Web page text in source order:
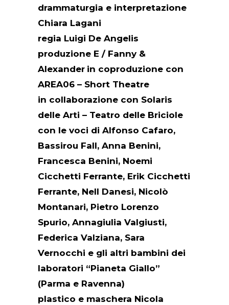
drammaturgia e interpretazione
Chiara Lagani
regia Luigi De Angelis
produzione E / Fanny &
Alexander in coproduzione con
AREA06 – Short Theatre
in collaborazione con Solaris
delle Arti – Teatro delle Briciole
con le voci di Alfonso Cafaro,
Bassirou Fall, Anna Benini,
Francesca Benini, Noemi
Cicchetti Ferrante, Erik Cicchetti
Ferrante, Nell Danesi, Nicolò
Montanari, Pietro Lorenzo
Spurio, Annagiulia Valgiusti,
Federica Valziana, Sara
Vernocchi e gli altri bambini dei
laboratori “Pianeta Giallo”
(Parma e Ravenna)
plastico e maschera Nicola